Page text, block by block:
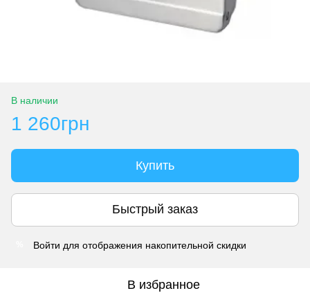
В наличии
1 260грн
Купить
Быстрый заказ
Войти для отображения накопительной скидки
В избранное